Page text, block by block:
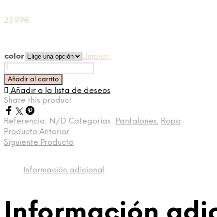
23.99€
color
Limpiar
Pantalón
lunares
Cintu
cantidad
Añadir al carrito
Añadir a la lista de deseos
Share this product
Referencia: N/D Categorías: Pantalones, Ropa
Producto Anterior
Siguiente Producto
Información adicional